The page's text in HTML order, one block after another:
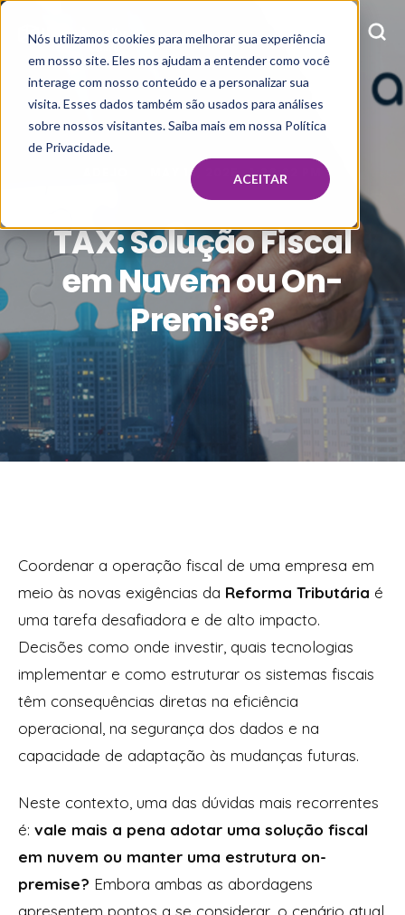
Nós utilizamos cookies para melhorar sua experiência
em nosso site. Eles nos ajudam a entender como você
interage com nosso conteúdo e a personalizar sua
visita. Esses dados também são usados para análises
sobre nossos visitantes. Saiba mais em nossa Política
de Privacidade.
ACEITAR
MAY 19, 2025, 4:26:32 PM
TAX: Solução Fiscal
em Nuvem ou On-
Premise?
Coordenar a operação fiscal de uma empresa em
meio às novas exigências da Reforma Tributária é
uma tarefa desafiadora e de alto impacto.
Decisões como onde investir, quais tecnologias
implementar e como estruturar os sistemas fiscais
têm consequências diretas na eficiência
operacional, na segurança dos dados e na
capacidade de adaptação às mudanças futuras.
Neste contexto, uma das dúvidas mais recorrentes
é: vale mais a pena adotar uma solução fiscal
em nuvem ou manter uma estrutura on-
premise? Embora ambas as abordagens